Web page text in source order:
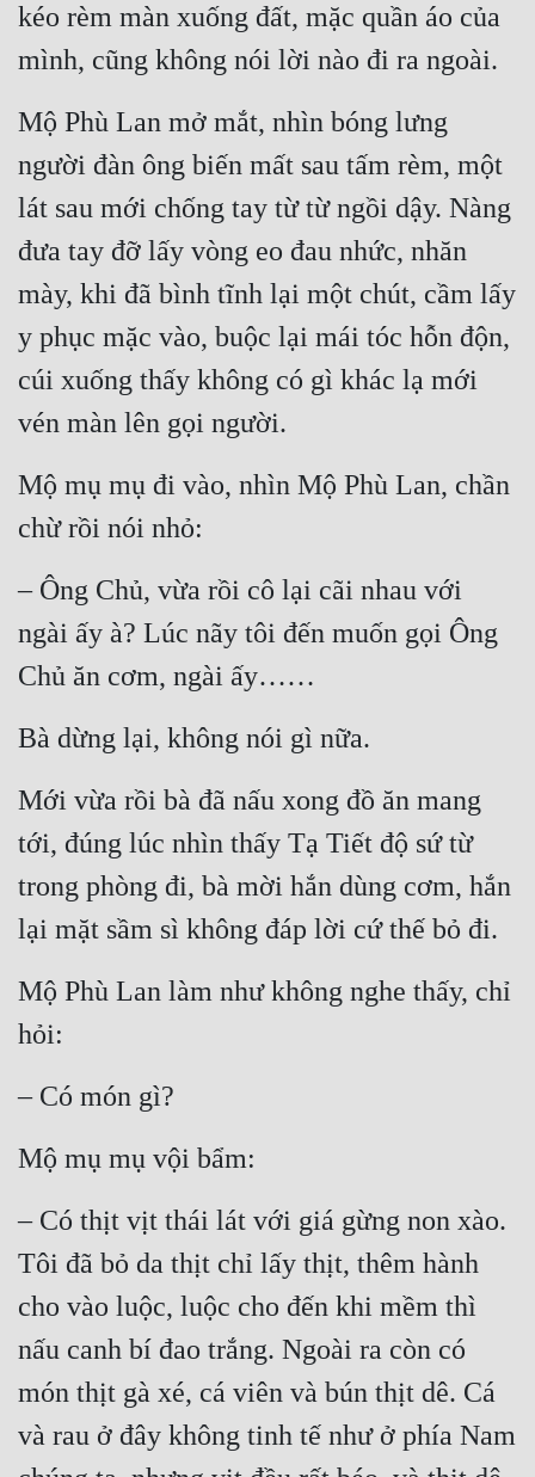
kéo rèm màn xuống đất, mặc quần áo của
mình, cũng không nói lời nào đi ra ngoài.
Mộ Phù Lan mở mắt, nhìn bóng lưng
người đàn ông biến mất sau tấm rèm, một
lát sau mới chống tay từ từ ngồi dậy. Nàng
đưa tay đỡ lấy vòng eo đau nhức, nhăn
mày, khi đã bình tĩnh lại một chút, cầm lấy
y phục mặc vào, buộc lại mái tóc hỗn độn,
cúi xuống thấy không có gì khác lạ mới
vén màn lên gọi người.
Mộ mụ mụ đi vào, nhìn Mộ Phù Lan, chần
chừ rồi nói nhỏ:
– Ông Chủ, vừa rồi cô lại cãi nhau với
ngài ấy à? Lúc nãy tôi đến muốn gọi Ông
Chủ ăn cơm, ngài ấy……
Bà dừng lại, không nói gì nữa.
Mới vừa rồi bà đã nấu xong đồ ăn mang
tới, đúng lúc nhìn thấy Tạ Tiết độ sứ từ
trong phòng đi, bà mời hắn dùng cơm, hắn
lại mặt sầm sì không đáp lời cứ thế bỏ đi.
Mộ Phù Lan làm như không nghe thấy, chỉ
hỏi:
– Có món gì?
Mộ mụ mụ vội bẩm:
– Có thịt vịt thái lát với giá gừng non xào.
Tôi đã bỏ da thịt chỉ lấy thịt, thêm hành
cho vào luộc, luộc cho đến khi mềm thì
nấu canh bí đao trắng. Ngoài ra còn có
món thịt gà xé, cá viên và bún thịt dê. Cá
và rau ở đây không tinh tế như ở phía Nam